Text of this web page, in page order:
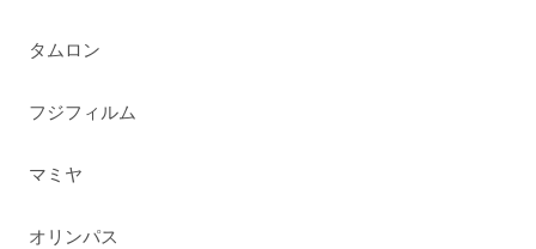
タムロン
フジフィルム
マミヤ
オリンパス